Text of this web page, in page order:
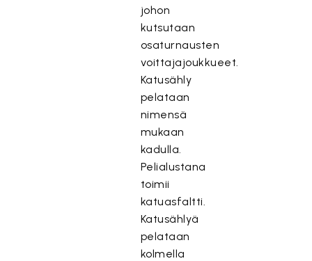
johon
kutsutaan
osaturnausten
voittajajoukkueet.
Katusähly
pelataan
nimensä
mukaan
kadulla.
Pelialustana
toimii
katuasfaltti.
Katusählyä
pelataan
kolmella